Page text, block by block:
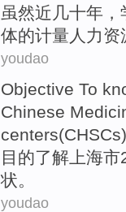
虽然近 几十年，
体的计量 人力资
youdao
Objective To
Chinese
centers(CHSCs
目的了解 上海市
状。
youdao